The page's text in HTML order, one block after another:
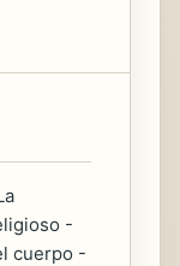
-
cuerpo -